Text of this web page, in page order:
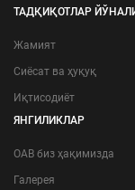
ТАДҚИҚОТЛАР
Жамият
Сиёсат ва ҳуқуқ
Иқтисодиёт
ЯНГИЛИКЛАР
ОАВ биз ҳақимизда
Галерея